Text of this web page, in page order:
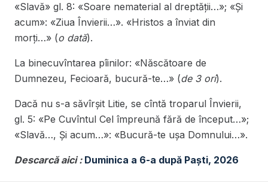
«Slavă» gl. 8: «Soare nematerial al dreptății…»; «Și
acum»: «Ziua Învierii…». «Hristos a înviat din
morți…» (o dată).
La binecuvîntarea pîinilor: «Născătoare de
Dumnezeu, Fecioară, bucură-te…» (de 3 ori).
Dacă nu s-a săvîrșit Litie, se cîntă troparul Învierii,
gl. 5: «Pe Cuvîntul Cel împreună fără de început…»;
«Slavă…, Și acum…»: «Bucură-te ușa Domnului…».
Descarcă aici : Duminica a 6-a după Paști, 2026